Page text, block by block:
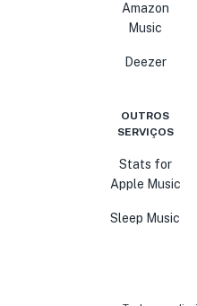
Amazon
Music
Deezer
OUTROS
SERVIÇOS
Stats for
Apple Music
Sleep Music